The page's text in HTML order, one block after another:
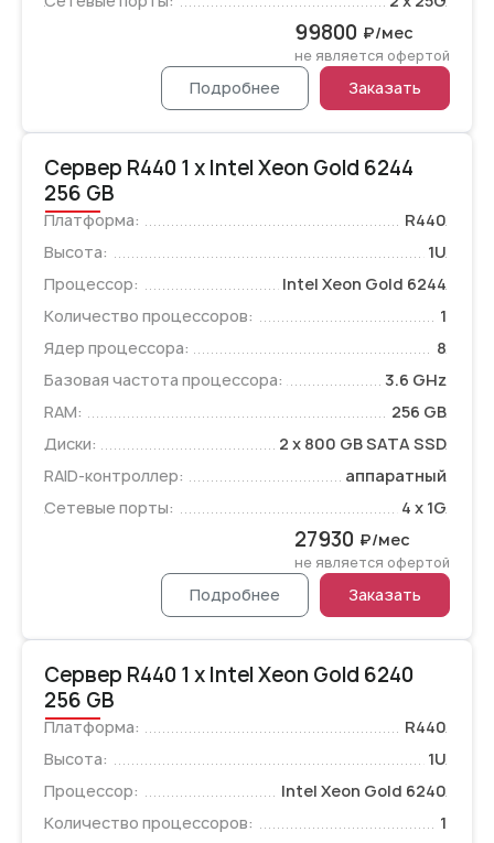
99800 ₽/мес
не является офертой
Подробнее Заказать
Сервер R440 1 x Intel Xeon Gold 6244
256 GB
Платформа:
R440
Высота:
1U
Процессор:
Intel Xeon Gold 6244
Количество процессоров:
1
Ядер процессора:
8
Базовая частота процессора:
3.6 GHz
RAM:
256 GB
Диски:
2 x 800 GB SATA SSD
RAID-контроллер:
аппаратный
Сетевые порты:
4 x 1G
27930 ₽/мес
не является офертой
Подробнее Заказать
Сервер R440 1 x Intel Xeon Gold 6240
256 GB
Платформа:
R440
Высота:
1U
Процессор:
Intel Xeon Gold 6240
Количество процессоров:
1